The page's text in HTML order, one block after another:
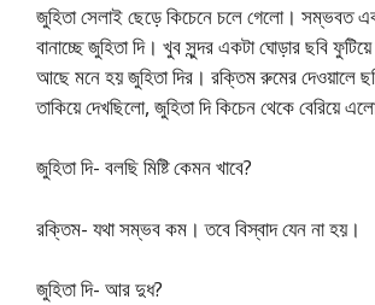
জুহিতা সেলাই ছেড়ে কিচেনে চলে গেলো। সম্ভবত
বানাচ্ছে জুহিতা দি। খুব সুন্দর একটা ঘোড়ার ছবি
আছে মনে হয় জুহিতা দির। রক্তিম রুমের দেওয়ালে
তাকিয়ে দেখছিলো, জুহিতা দি কিচেন থেকে বেরিয়ে
জুহিতা দি- বলছি মিষ্টি কেমন খাবে?
রক্তিম- যথা সম্ভব কম। তবে বিস্বাদ যেন না হয়।
জুহিতা দি- আর দুধ?